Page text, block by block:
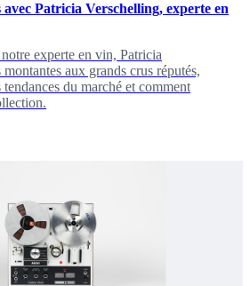
Patricia Verschelling, experte en
experte en vin, Patricia
aux grands crus réputés,
du marché et comment